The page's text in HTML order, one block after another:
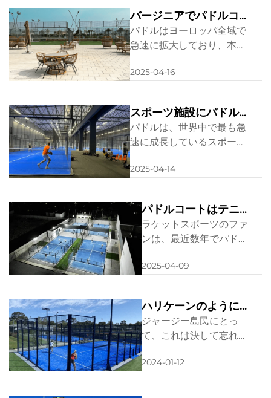
適しているか、またはスポ
ーツを完全に切り替えたい
と考えている人にとって、
う...
バージニアでパドルコー
トの建設が開始：スポー
ツ発展への重要な一歩
パドルはヨーロッパ全域で
急速に拡大しており、本日
なコートを備えた革新的な
のプレイヤーにとってより
良いプレイ体験が約束され
ています...
2025-04-16
スポーツ施設にパドルコ
ートを設置するメリット
パドルは、世界中で最も急
速に成長しているスポーツ
り、あらゆる年齢やスキル
つけています。その人気が
急上昇する中、スポーツ施
設はこの人気のあるゲーム
用の高品質なコートを設置
して需要に対応しようと努
めています ...
2025-04-14
パドルコートはテニ
スコートとどう違う
のか？
ラケットスポーツのファ
ンは、最近数年でパドル
ていることに気づいたか
で行われるパドルは、テ
ニスやスカッシュの要素
をゲームプレイに取り入
れながら、プレー領域に
関して特定の違いを持っ
ています…
2025-04-09
ハリケーンのように
ロック
ジャージー島民にとっ
て、これは決して忘れる
ことがない日となり、特
に当社のクライアントに
わった瞬間でした。嵐
2024-01-12